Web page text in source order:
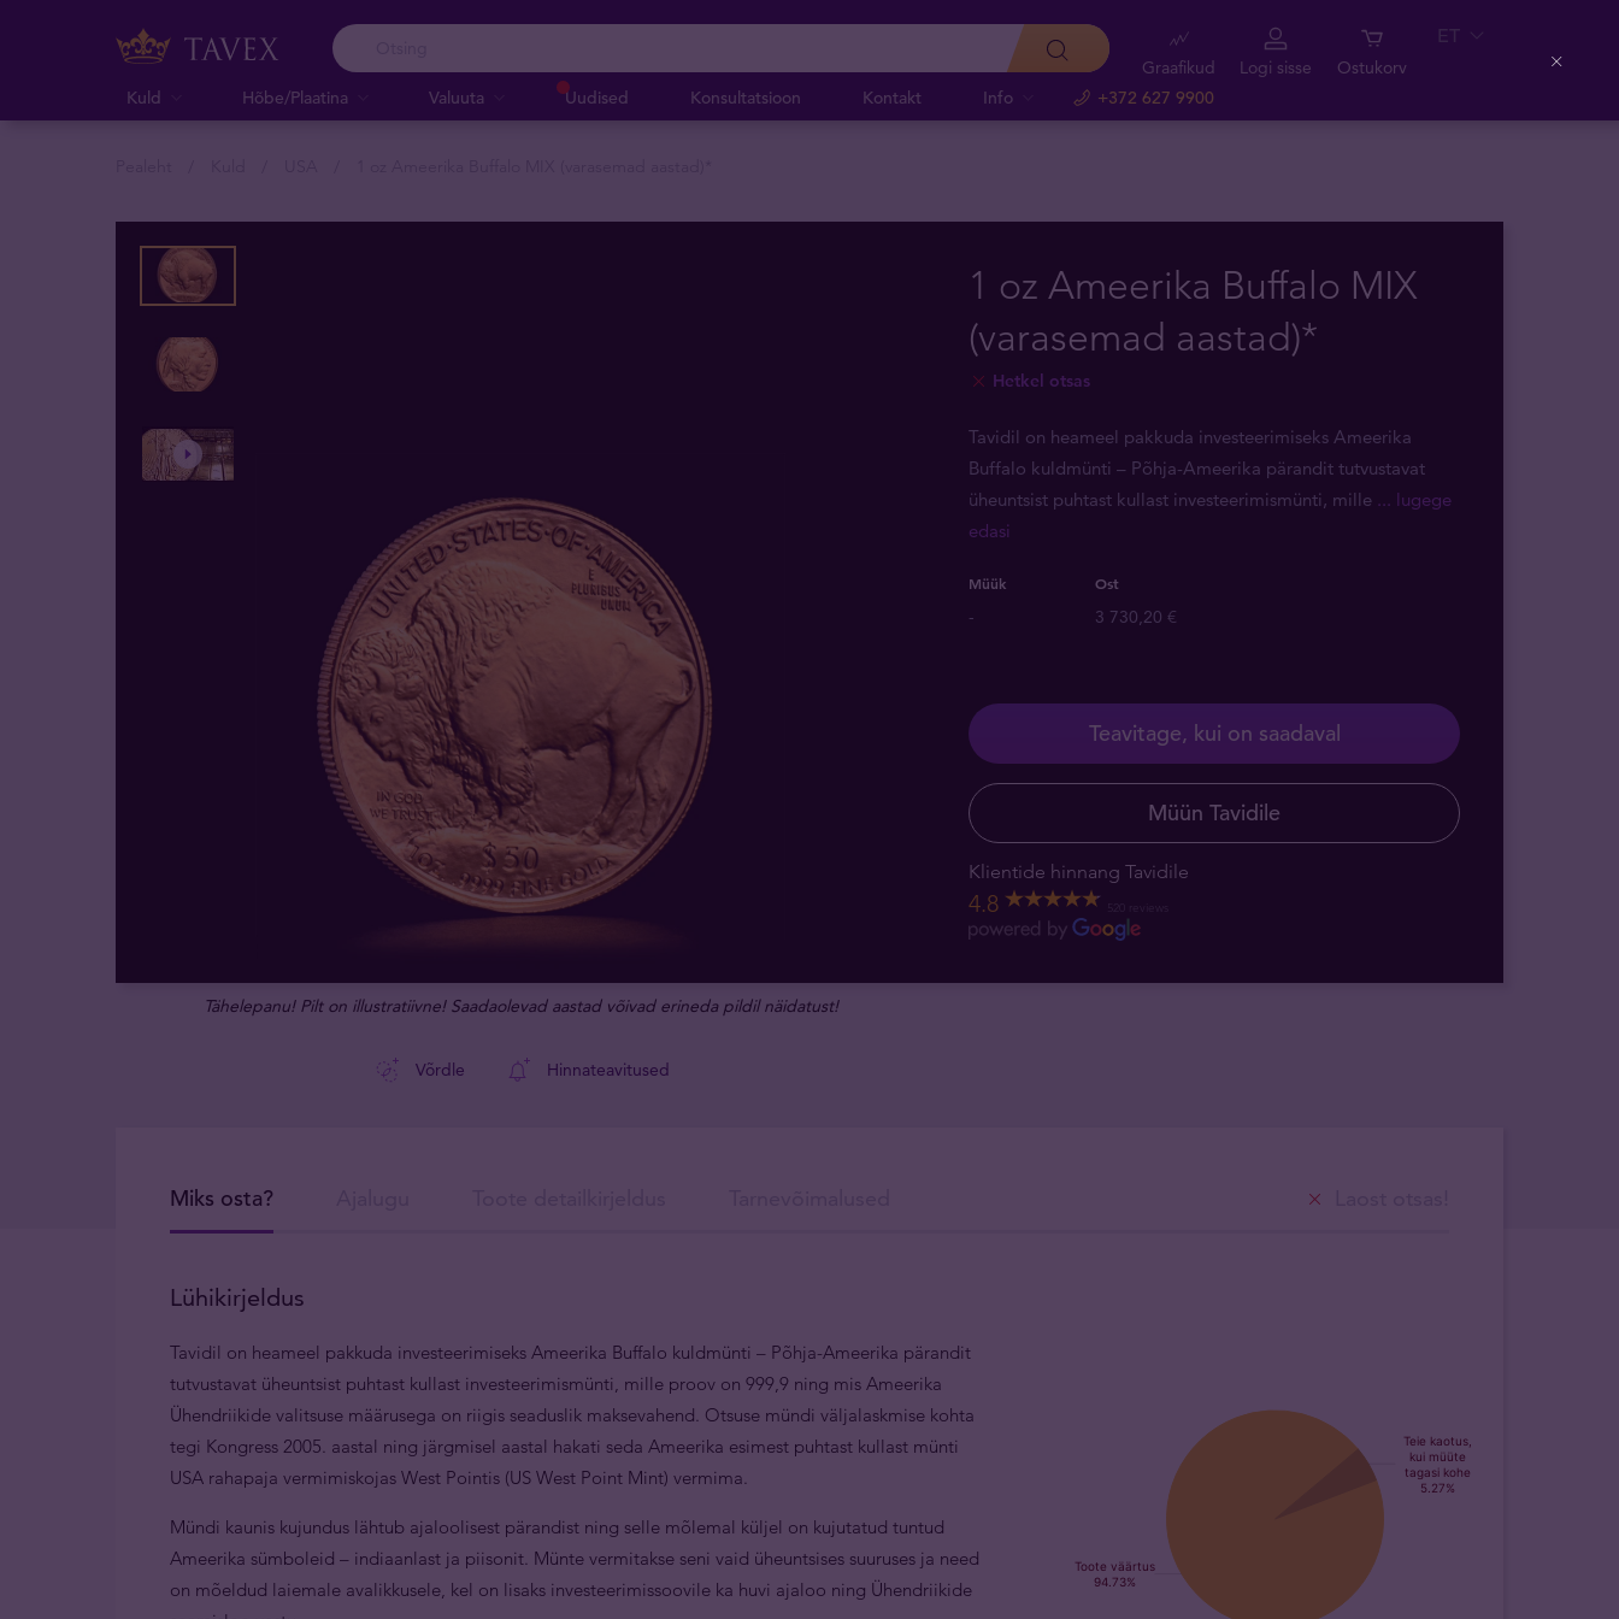
Kuld Hõbe/Plaatina Valuuta Uudised Konsultatsioon Kontakt Info +372 627 9900
Graafikud Logi sisse Ostukorv
ET
1 oz Ameerika Buffalo MIX
(varasemad aastad)*
Hetkel otsas
Tavidil on heameel pakkuda investeerimiseks Ameerika
Buffalo kuldmünti – Põhja-Ameerika pärandit tutvustavat
üheuntsist puhtast kullast investeerimismünti, mille ... lugege
edasi
Müük Ost
- 3 730,20 €
Teavitage, kui on saadaval
Müün Tavidile
Klientide hinnang Tavidile
4.8
Tähelepanu! Pilt on illustratiivne! Saadaolevad aastad võivad erineda pildil näidatust!
Võrdle Hinnateavitused
Miks osta?
Lühikirjeldus
Tavidil on heameel pakkuda investeerimiseks Ameerika Buffalo kuldmünti – Põhja-Ameerika pärandit
tutvustavat üheuntsist puhtast kullast investeerimismünti, mille proov on 999,9 ning mis Ameerika
Ühendriikide valitsuse määrusega on riigis seaduslik maksevahend. Otsuse mündi väljalaskmise kohta
tegi Kongress 2005. aastal ning järgmisel aastal hakati seda Ameerika esimest puhtast kullast münti
USA rahapaja vermimiskojas West Pointis (US West Point Mint) vermima.
Mündi kaunis kujundus lähtub ajaloolisest pärandist ning selle mõlemal küljel on kujutatud tuntud
Ameerika sümboleid – indiaanlast ja piisonit. Münte vermitakse seni vaid üheuntsises suuruses ja need
on mõeldud laiemale avalikkusele, kel on lisaks investeerimissoovile ka huvi ajaloo ning Ühendriikide
Close